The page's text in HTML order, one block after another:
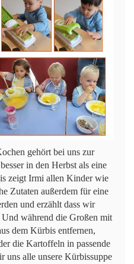
gehört bei uns zur
in den Herbst als eine
zeigt Irmi allen Kinder wie
Zutaten außerdem für eine
und erzählt dass wir
während die Großen mit
dem Kürbis entfernen,
die Kartoffeln in passende
uns alle unsere Kürbissuppe